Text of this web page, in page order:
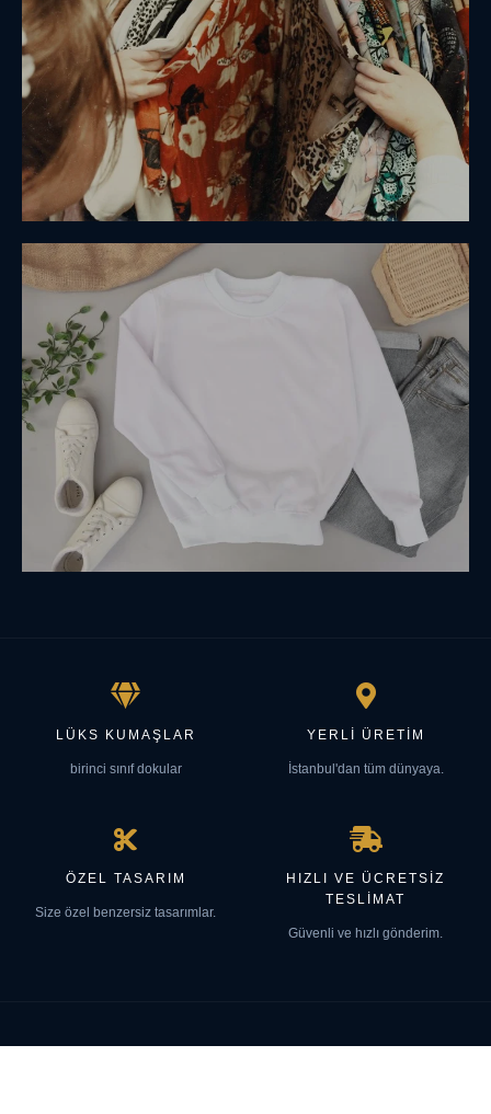
LÜKS KUMAŞLAR
birinci sınıf dokular
YERLI ÜRETIM
İstanbul'dan tüm dünyaya.
ÖZEL TASARIM
Size özel benzersiz tasarımlar.
HIZLI VE ÜCRETSIZ
TESLIMAT
Güvenli ve hızlı gönderim.